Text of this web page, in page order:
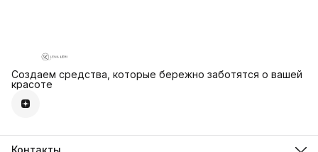
Создаем средства, которые бережно заботятся о вашей
красоте
Контакты